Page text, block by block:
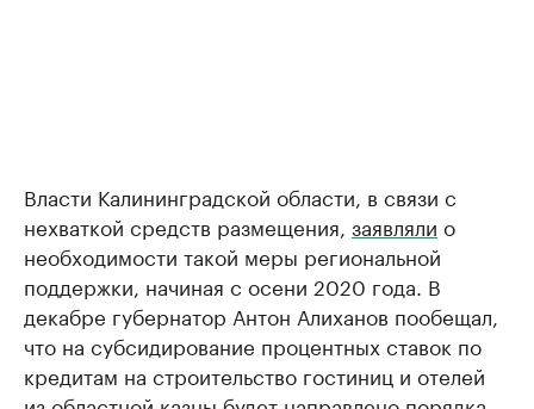
Власти Калининградской области, в связи с
нехваткой средств размещения, заявляли о
необходимости такой меры региональной
поддержки, начиная с осени 2020 года. В
декабре губернатор Антон Алиханов пообещал,
что на субсидирование процентных ставок по
кредитам на строительство гостиниц и отелей